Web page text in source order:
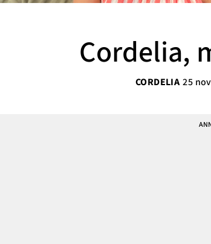
Sarah Delshad
Elisabeth Lindroth
Josefin Hulldin
Cordelia,
CORDELIA 25